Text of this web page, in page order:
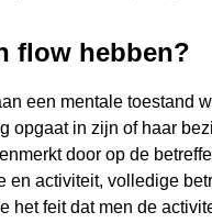
flow hebben?
een mentale toestand
opgaat in zijn of haar
door op de
en activiteit, volledige
het feit dat men de